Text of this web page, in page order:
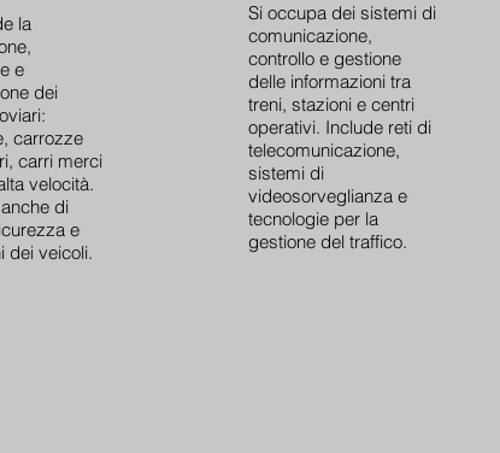
la
e
dei
carrozze
carri merci
velocità.
di
e
dei veicoli.
Si occupa dei sistemi di
comunicazione,
controllo e gestione
delle informazioni tra
treni, stazioni e centri
operativi. Include reti di
telecomunicazione,
sistemi di
videosorveglianza e
tecnologie per la
gestione del traffico.